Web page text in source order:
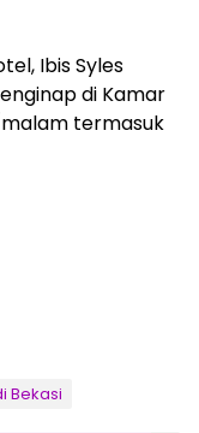
Ibis Syles
di Kamar
termasuk
Bekasi